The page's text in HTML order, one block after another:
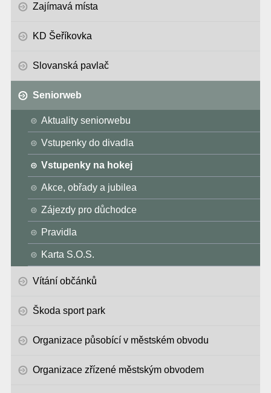
Zajímavá místa
KD Šeříkovka
Slovanská pavlač
Seniorweb
Aktuality seniorwebu
Vstupenky do divadla
Vstupenky na hokej
Akce, obřady a jubilea
Zájezdy pro důchodce
Pravidla
Karta S.O.S.
Vítání občánků
Škoda sport park
Organizace působící v městském obvodu
Organizace zřízené městským obvodem